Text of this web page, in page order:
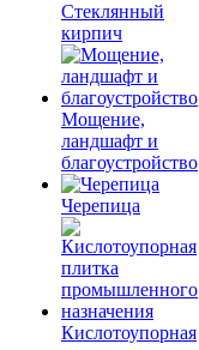
Cтеклянный
кирпич
Мощение,
ландшафт и
благоустройство
Черепица
Кислотоупорная